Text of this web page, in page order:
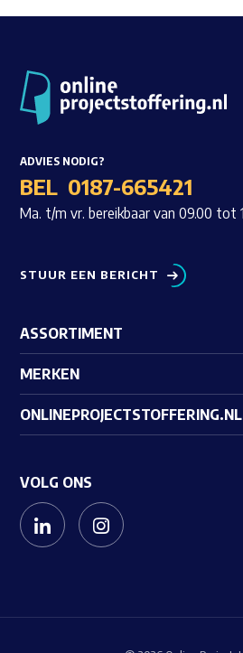
ADVIES NODIG?
BEL 0187-665421
Ma. t/m vr. bereikbaar van 09.00 tot
STUUR EEN BERICHT
ASSORTIMENT
MERKEN
ONLINEPROJECTSTOFFERING.NL
VOLG ONS